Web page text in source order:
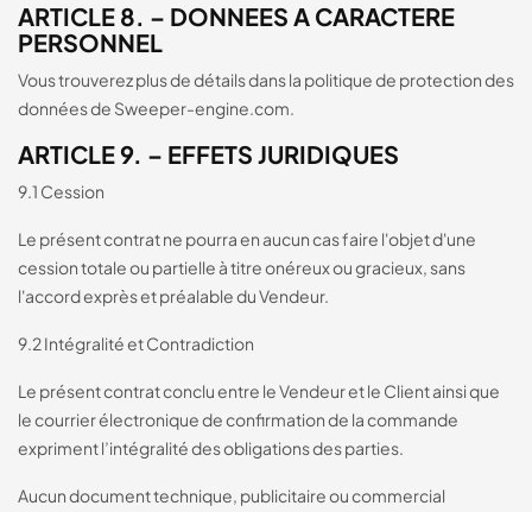
ARTICLE 8. – DONNEES A CARACTERE
PERSONNEL
Vous trouverez plus de détails dans la politique de protection des
données de Sweeper-engine.com.
ARTICLE 9. – EFFETS JURIDIQUES
9.1 Cession
Le présent contrat ne pourra en aucun cas faire l'objet d'une
cession totale ou partielle à titre onéreux ou gracieux, sans
l'accord exprès et préalable du Vendeur.
9.2 Intégralité et Contradiction
Le présent contrat conclu entre le Vendeur et le Client ainsi que
le courrier électronique de confirmation de la commande
expriment l’intégralité des obligations des parties.
Aucun document technique, publicitaire ou commercial